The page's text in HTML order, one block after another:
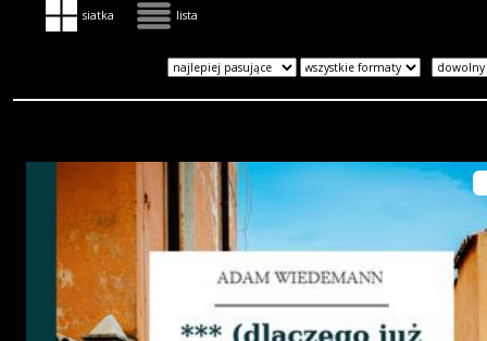
siatka lista